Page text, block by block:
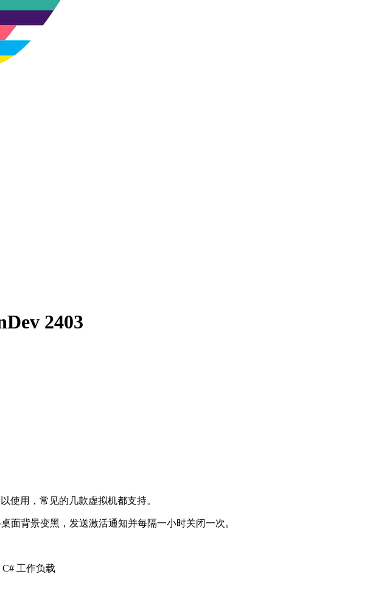
2403
使用，常见的几款虚拟机都支持。
面背景变黑，发送激活通知并每隔一小时关闭一次。
C# 工作负载